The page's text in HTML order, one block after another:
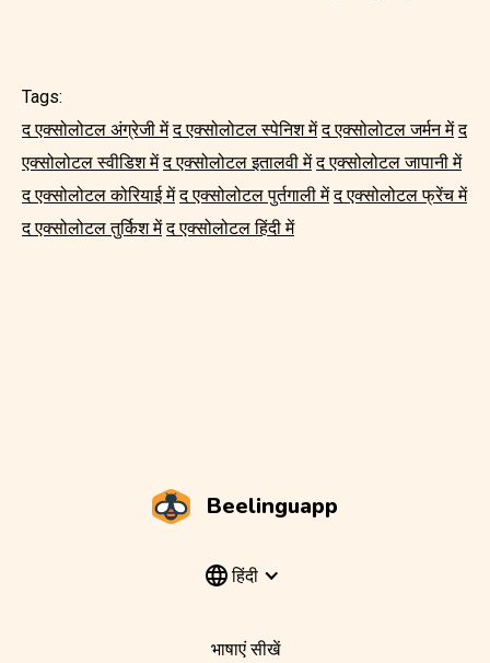
Tags:
द एक्सोलोटल अंग्रेजी में द एक्सोलोटल स्पेनिश में द एक्सोलोटल जर्मन में द
एक्सोलोटल स्वीडिश में द एक्सोलोटल इतालवी में द एक्सोलोटल जापानी में
द एक्सोलोटल कोरियाई में द एक्सोलोटल पुर्तगाली में द एक्सोलोटल फ्रेंच में
द एक्सोलोटल तुर्किश में द एक्सोलोटल हिंदी में
Beelinguapp
हिंदी
भाषाएं सीखें